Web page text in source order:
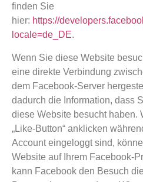
finden Sie
hier: https://
locale=de_DE.
Wenn Sie diese Website
eine direkte Verbindung
dem Facebook-Server
dadurch die Information, dass
diese Website besucht haben.
„Like-Button“ anklicken
Account eingeloggt sind,
Website auf Ihrem Facebook-
kann Facebook den Besuch